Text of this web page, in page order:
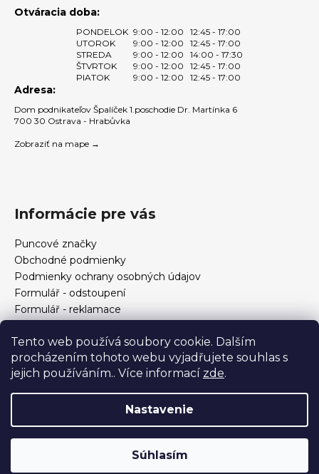
Tento web používá soubory cookie. Dalším
procházením tohoto webu vyjadřujete souhlas s
jejich používáním.. Více informací zde.
Nastavenie
Súhlasím
s
u
Otváracia doba:
PONDELOK 9:00 - 12:00
12:45 - 17:00
UTOROK
9:00 - 12:00
12:45 - 17:00
STREDA
9:00 - 12:00
14:00 - 17:30
ŠTVRTOK
9:00 - 12:00
12:45 - 17:00
PIATOK
9:00 - 12:00 12:45 - 17:00
Adresa:
Dom podnikateľov Špalíček 1.poschodie Dr. Martínka 6
700 30 Ostrava - Hrabůvka
Zobraziť na mape →
Informácie pre vás
Puncové značky
Obchodné podmienky
Podmienky ochrany osobných údajov
Formulář - odstoupení
Formulář - reklamace
Ako určiť veľkosť prsteňa
Ako si vybrať šperky?
Formulár na odstúpenie od zmluvy a reklamáciu
Copyright 2026Zlatnictví Helios. Všetky práva
vyhradené.